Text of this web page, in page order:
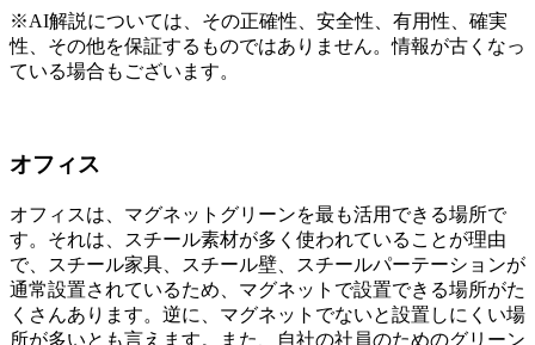
※AI解説については、その正確性、安全性、有用性、確実
性、その他を保証するものではありません。情報が古くなっ
ている場合もございます。
オフィス
オフィスは、マグネットグリーンを最も活用できる場所で
す。それは、スチール素材が多く使われていることが理由
で、スチール家具、スチール壁、スチールパーテーションが
通常設置されているため、マグネットで設置できる場所がた
くさんあります。逆に、マグネットでないと設置しにくい場
所が多いとも言えます。また、自社の社員のためのグリーン